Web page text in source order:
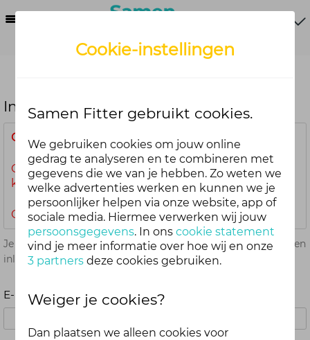
Inloggen
Gepland onderhoud
Opvrijdag 7 augustus 2026 van 07.00 tot 08.00 uur
kun je mogelijk niet inloggen.
Onze excuses voor het ongemak.
Je kunt met je Samen Fitter inloggegevens op alle onderdelen
inloggen. Dus één account voor website, app en webshop.
E-mailadres
Cookie-instellingen
Samen Fitter gebruikt cookies.
We gebruiken cookies om jouw online
gedrag te analyseren en te combineren met
gegevens die we van je hebben. Zo weten we
welke advertenties werken en kunnen we je
persoonlijker helpen via onze website, app of
sociale media. Hiermee verwerken wij jouw
persoonsgegevens. In onscookie statement
vind je meer informatie over hoe wij en onze
3 partners deze cookies gebruiken.
Weiger je cookies?
Dan plaatsen we alleen cookies voor